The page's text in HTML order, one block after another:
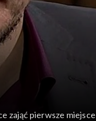
zająć pierwsze